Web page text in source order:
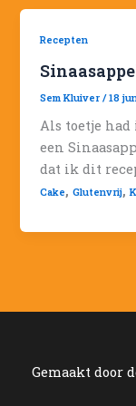
Recepten
Sem Kluiver/18
Als toetje had
een
dat ik dit
Cake,Glutenvrij,
Gemaakt door